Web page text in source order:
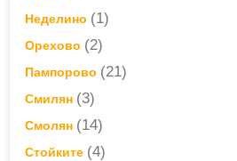
Неделино (1)
Орехово (2)
Пампорово (21)
Смилян (3)
Смолян (14)
Стойките (4)